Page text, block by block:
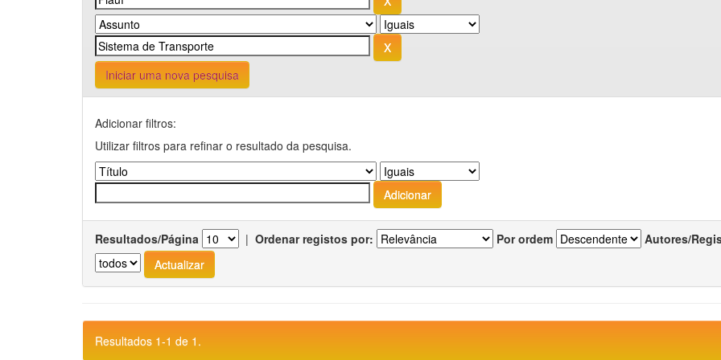
Iniciar uma nova pesquisa
Adicionar filtros:
Utilizar filtros para refinar o resultado da pesquisa.
Resultados/Página | Ordenar registos por: Por ordem Autores/
Resultados 1-1 de 1.